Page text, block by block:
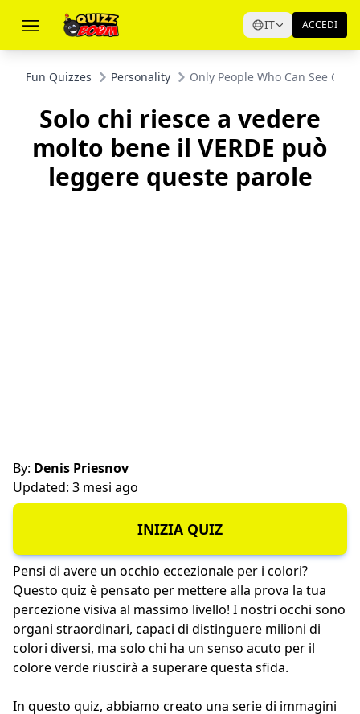
IT ACCEDI
Fun Quizzes Personality Only People Who Can See
Solo chi riesce a vedere
molto bene il VERDE può
leggere queste parole
By: Denis Priesnov
Updated: 3 mesi ago
INIZIA QUIZ
Pensi di avere un occhio eccezionale per i colori?
Questo quiz è pensato per mettere alla prova la tua
percezione visiva al massimo livello! I nostri occhi sono
organi straordinari, capaci di distinguere milioni di
colori diversi, ma solo chi ha un senso acuto per il
colore verde riuscirà a superare questa sfida.
In questo quiz, abbiamo creato una serie di immagini